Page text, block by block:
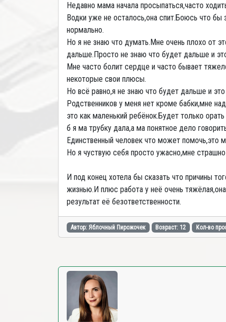
Недавно мама начала просыпаться,часто
Водки уже не осталось,она спит.Боюсь что бы
нормально.
Но я не знаю что думать.Мне очень плохо от
дальше.Просто не знаю что будет дальше и
Мне часто болит сердце и часто бывает
некоторые свои плюсы.
Но всё равно,я не знаю что будет дальше и
Родственников у меня нет кроме бабки,мне
это как маленький ребёнок.Будет только
б я ма трубку дала,а ма понятное дело
Единственный человек что может помочь,это
Но я чуствую себя просто ужасно,мне
И под конец хотела бы сказать что причины
жизнью.И плюс работа у неё очень
результат её безответственности.
Автор: Яблочный Пирожочек Возраст: 12 Кол-во